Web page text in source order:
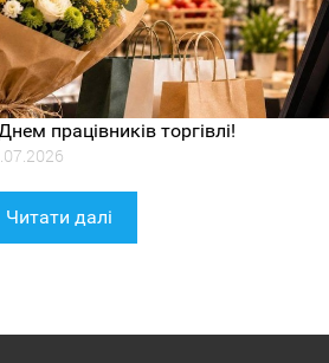
працівників торгівлі!
Читати далі